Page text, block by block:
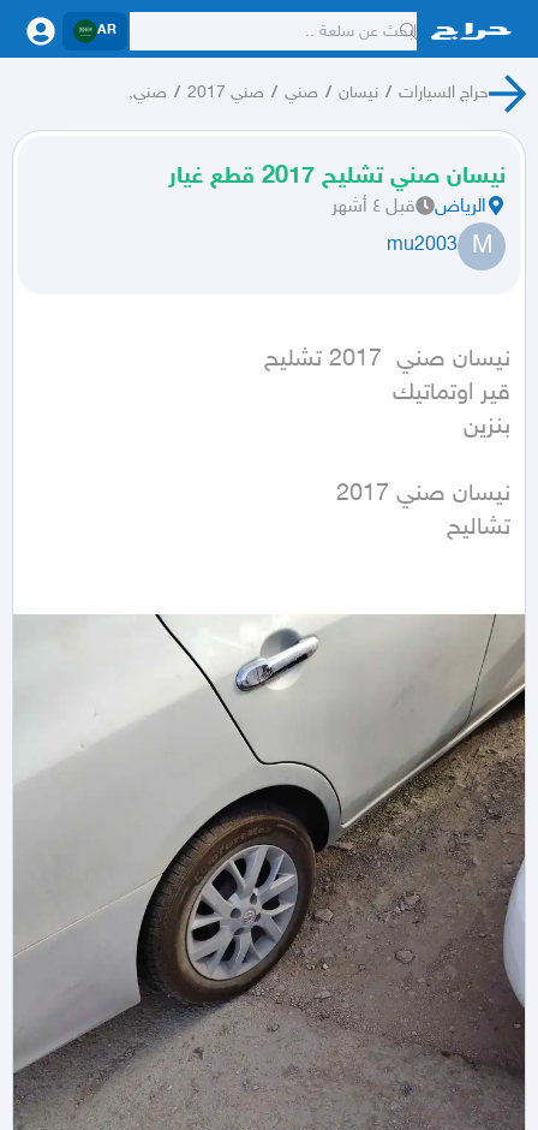
AR
حراج السيارات / نيسان / صني / صني 2017 / صني,
نيسان صني تشليح 2017 قطع غيار
الرياض قبل ٤ أشهر
M
mu2003
بنزين
تشاليح